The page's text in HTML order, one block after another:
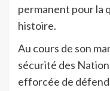
permanent pour la
histoire.
Au cours de son
sécurité des
efforcée de